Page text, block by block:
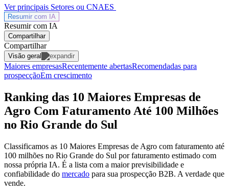
Ver principais Setores ou CNAES
Resumir com IA
Resumir com IA
Compartilhar
Compartilhar
Visão geral
Maiores empresasRecentemente abertasRecomendadas para
prospecçãoEm crescimento
Ranking das 10 Maiores Empresas de
Agro Com Faturamento Até 100 Milhões
no Rio Grande do Sul
Classificamos as 10 Maiores Empresas de Agro com faturamento até
100 milhões no Rio Grande do Sul por faturamento estimado com
nossa própria IA. É a lista com a maior previsibilidade e
confiabilidade do mercado para sua prospecção B2B. A verdade que
vende.